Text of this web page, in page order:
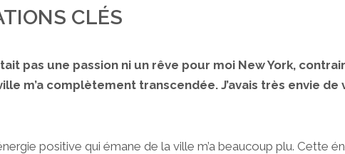
CLÉS
pas une passion ni un rêve pour moi New York,
m’a complètement transcendée. J’avais très envie
positive qui émane de la ville m’a beaucoup plu.